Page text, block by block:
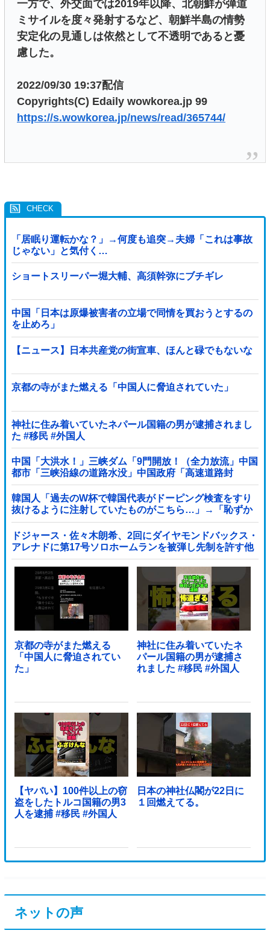
一方で、外交面では2019年以降、北朝鮮が弾道
ミサイルを度々発射するなど、朝鮮半島の情勢
安定化の見通しは依然として不透明であると憂
慮した。
2022/09/30 19:37配信
Copyrights(C) Edaily wowkorea.jp 99
https://s.wowkorea.jp/news/read/365744/
「居眠り運転かな？」→何度も追突→夫婦「これは事故
じゃない」と気付く…
ショートスリーパー堀大輔、高須幹弥にブチギレ
中国「日本は原爆被害者の立場で同情を買おうとするの
を止めろ」
【ニュース】日本共産党の街宣車、ほんと碌でもないな
京都の寺がまた燃える「中国人に脅迫されていた」
神社に住み着いていたネパール国籍の男が逮捕されまし
た #移民 #外国人
中国「大洪水！」三峡ダム「9門開放！（全力放流」中国
都市「三峡沿線の道路水没」中国政府「高速道路封
鎖！」中国ダム「緊急放流に合わせて開門（土砂崩れ発
生」→
韓国人「過去のW杯で韓国代表がドーピング検査をすり
抜けるように注射していたものがこちら…」→「恥ずか
しい…（ブルブル」＝韓国の反応
ドジャース・佐々木朗希、2回にダイヤモンドバックス・
アレナドに第17号ソロホームランを被弾し先制を許す他
京都の寺がまた燃える
「中国人に脅迫されてい
た」
神社に住み着いていたネ
パール国籍の男が逮捕さ
れました #移民 #外国人
【ヤバい】100件以上の窃
盗をしたトルコ国籍の男3
人を逮捕 #移民 #外国人
日本の神社仏閣が22日に
１回燃えてる。
ネットの声